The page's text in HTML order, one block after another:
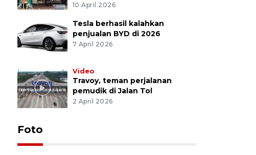
10 April 2026
Tesla berhasil kalahkan
penjualan BYD di 2026
7 April 2026
Video
Travoy, teman perjalanan
pemudik di Jalan Tol
2 April 2026
Foto